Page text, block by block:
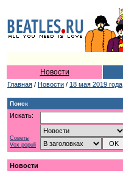
Новости
Главная / Новости / 18 мая 2019 года
Поиск
Искать:
Советы
Vox populi
Новости